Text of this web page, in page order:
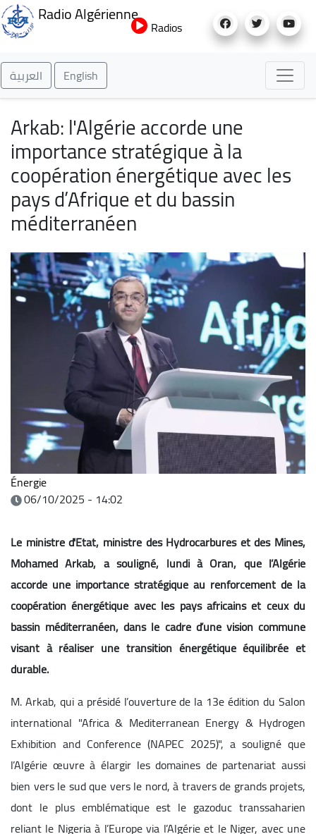
au
Radio Algérienne
Radios
العربية English
Arkab: l'Algérie accorde une
importance stratégique à la
coopération énergétique avec les
pays d’Afrique et du bassin
méditerranéen
Énergie
06/10/2025 - 14:02
Le ministre d'Etat, ministre des Hydrocarbures et des Mines,
Mohamed Arkab, a souligné, lundi à Oran, que l’Algérie
accorde une importance stratégique au renforcement de la
coopération énergétique avec les pays africains et ceux du
bassin méditerranéen, dans le cadre d’une vision commune
visant à réaliser une transition énergétique équilibrée et
durable.
M. Arkab, qui a présidé l’ouverture de la 13e édition du Salon
international "Africa & Mediterranean Energy & Hydrogen
Exhibition and Conference (NAPEC 2025)", a souligné que
l’Algérie œuvre à élargir les domaines de partenariat aussi
bien vers le sud que vers le nord, à travers de grands projets,
dont le plus emblématique est le gazoduc transsaharien
reliant le Nigeria à l’Europe via l’Algérie et le Niger, avec une